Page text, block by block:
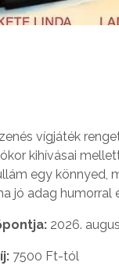
vígjáték
kihívásai
egy könnyed,
jó adag
2026.
7500 Ft-tól